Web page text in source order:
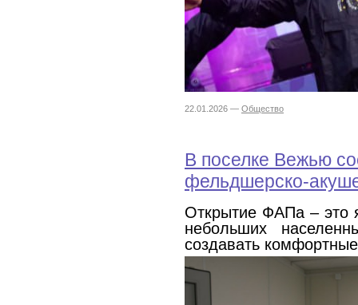
22.01.2026 — Общество
В поселке Вежью
фельдшерско-
Открытие ФАПа – это
небольших
создавать